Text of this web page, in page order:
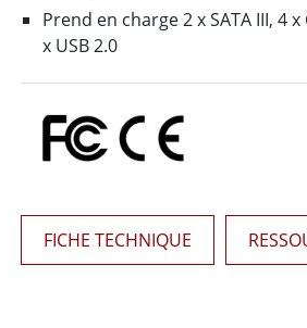
pour la santé
PC Edge AI
Edge AI
Prend en charge 2 x SATA III, 4
x USB 2.0
FICHE TECHNIQUE